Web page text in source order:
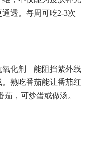
透。每周可吃2-3次
化剂，能阻挡紫外线
熟吃番茄能让番茄红
，可炒蛋或做汤。